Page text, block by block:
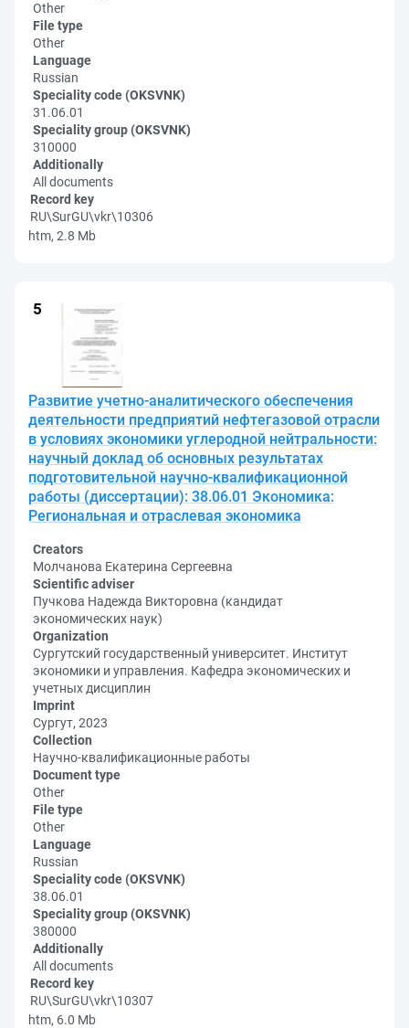
Other
File type
Other
Language
Russian
Speciality code (OKSVNK)
31.06.01
Speciality group (OKSVNK)
310000
Additionally
All documents
Record key
RU\SurGU\vkr\10306
htm, 2.8 Mb
Развитие учетно-аналитического обеспечения
деятельности предприятий нефтегазовой отрасли
в условиях экономики углеродной нейтральности:
научный доклад об основных результатах
подготовительной научно-квалификационной
работы (диссертации): 38.06.01 Экономика:
Региональная и отраслевая экономика
Creators
Молчанова Екатерина Сергеевна
Scientific adviser
Пучкова Надежда Викторовна (кандидат
экономических наук)
Organization
Сургутский государственный университет. Институт
экономики и управления. Кафедра экономических и
учетных дисциплин
Imprint
Сургут, 2023
Collection
Научно-квалификационные работы
Document type
Other
File type
Other
Language
Russian
Speciality code (OKSVNK)
38.06.01
Speciality group (OKSVNK)
380000
Additionally
All documents
Record key
RU\SurGU\vkr\10307
htm, 6.0 Mb